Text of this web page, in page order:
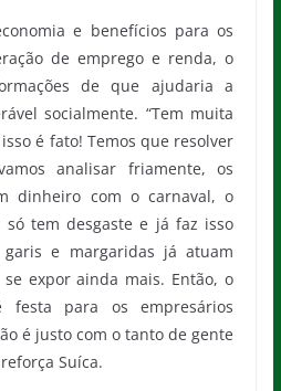
e benefícios para os
de emprego e renda, o
de que ajudaria a
socialmente. “Tem muita
é fato! Temos que resolver
analisar friamente, os
dinheiro com o carnaval, o
tem desgaste e já faz isso
e margaridas já atuam
expor ainda mais. Então, o
festa para os empresários
é justo com o tanto de gente
Suíca.